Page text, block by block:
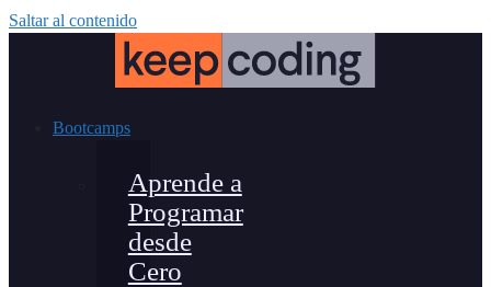
Saltar al contenido
Bootcamps
Aprende a
Programar
desde
Cero